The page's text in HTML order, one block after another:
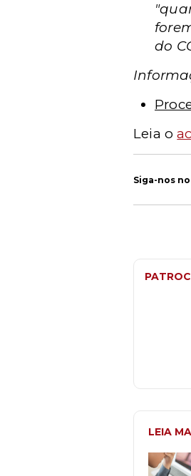
do
Leia o
Siga-nos no
LEIA